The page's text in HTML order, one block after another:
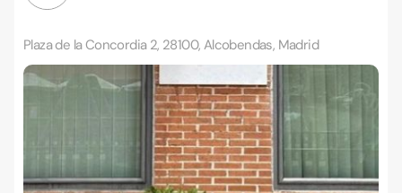
Plaza de la Concordia 2, 28100, Alcobendas, Madrid